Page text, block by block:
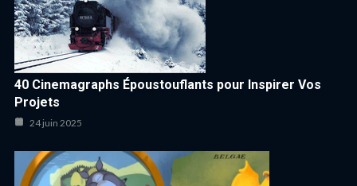
40 Cinemagraphs Époustouflants pour Inspirer Vos
Projets
24 juin 2025